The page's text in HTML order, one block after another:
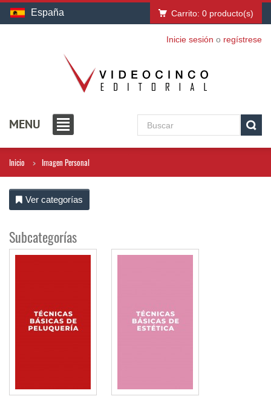
España Carrito: 0 producto(s)
Inicie sesión o regístrese
MENU
Inicio Imagen Personal
Ver categorías
Subcategorías